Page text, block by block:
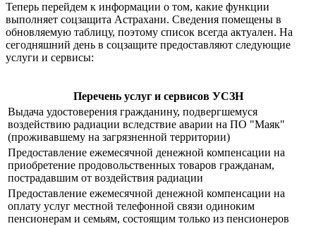
Теперь перейдем к информации о том, какие функции
выполняет соцзащита Астрахани. Сведения помещены в
обновляемую таблицу, поэтому список всегда актуален. На
сегодняшний день в соцзащите предоставляют следующие
услуги и сервисы:
Перечень услуг и сервисов УСЗН
Выдача удостоверения гражданину, подвергшемуся
воздействию радиации вследствие аварии на ПО "Маяк"
(проживавшему на загрязненной территории)
Предоставление ежемесячной денежной компенсации на
приобретение продовольственных товаров гражданам,
пострадавшим от воздействия радиации
Предоставление ежемесячной денежной компенсации на
оплату услуг местной телефонной связи одиноким
пенсионерам и семьям, состоящим только из пенсионеров